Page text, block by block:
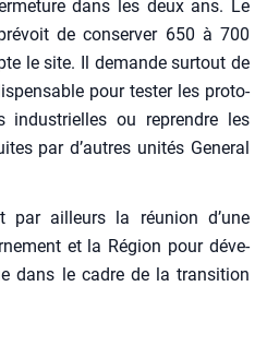
dans les deux ans. Le
de conser­ver 650 à 700
le site. Il demande sur­tout de
pour tes­ter les pro­to­
indus­trielles ou reprendre les
par d’autres uni­tés Gene­ral
par ailleurs la réunion d’une
et la Région pour déve­
dans le cadre de la tran­si­tion